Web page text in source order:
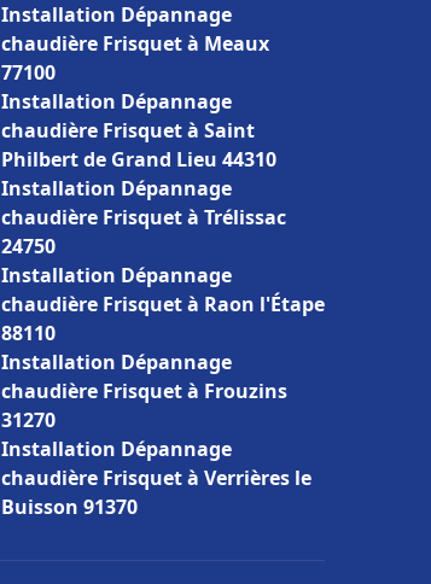
Installation Dépannage
chaudière Frisquet à Meaux
77100
Installation Dépannage
chaudière Frisquet à Saint
Philbert de Grand Lieu 44310
Installation Dépannage
chaudière Frisquet à Trélissac
24750
Installation Dépannage
chaudière Frisquet à Raon l'Étape
88110
Installation Dépannage
chaudière Frisquet à Frouzins
31270
Installation Dépannage
chaudière Frisquet à Verrières le
Buisson 91370